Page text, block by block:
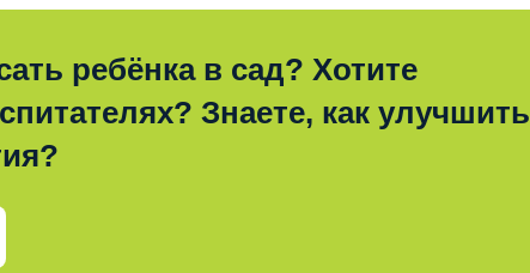
ребёнка в сад? Хотите
Знаете, как улучшить